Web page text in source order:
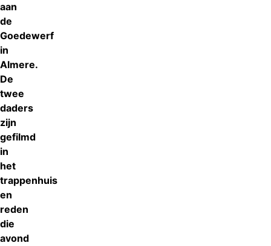
aan
de
Goedewerf
in
Almere.
De
twee
daders
zijn
gefilmd
in
het
trappenhuis
en
reden
die
avond